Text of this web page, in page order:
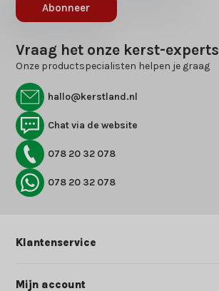
Abonneer
Vraag het onze kerst-experts
Onze productspecialisten helpen je graag
hallo@kerstland.nl
Chat via de website
078 20 32 078
078 20 32 078
Klantenservice
Mijn account